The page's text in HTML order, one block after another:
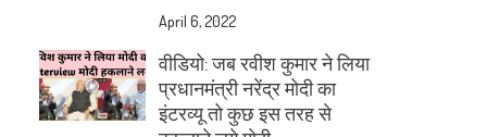
April 6, 2022
वीडियो: जब रवीश कुमार ने लिया
प्रधानमंत्री नरेंद्र मोदी का
इंटरव्यू तो कुछ इस तरह से